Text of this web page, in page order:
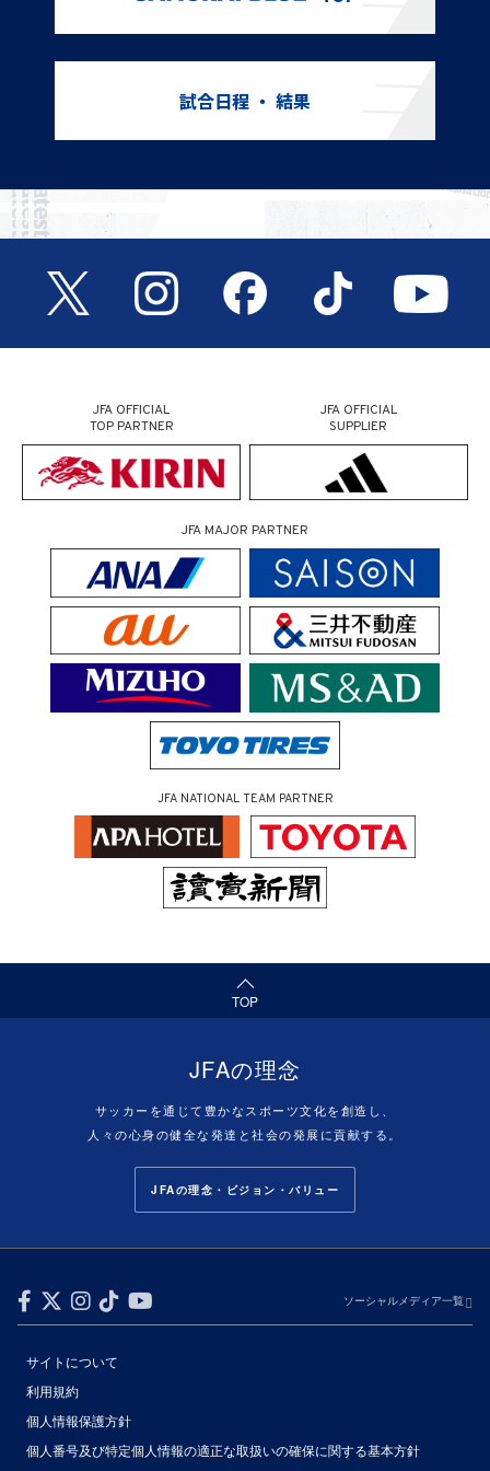
試合日程 ・ 結果
JFA OFFICIAL
TOP PARTNER
JFA OFFICIAL
SUPPLIER
JFA MAJOR PARTNER
JFA NATIONAL TEAM PARTNER
TOP
JFAの理念
サッカーを通じて豊かなスポーツ文化を創造し、
人々の心身の健全な発達と社会の発展に貢献する。
JFAの理念・ビジョン・バリュー
ソーシャルメディア一覧
サイトについて
利用規約
個人情報保護方針
個人番号及び特定個人情報の適正な取扱いの確保に関する基本方針